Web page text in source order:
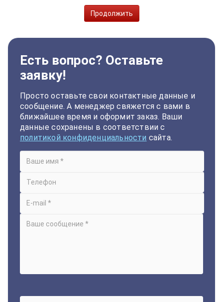
Продолжить
Есть вопрос? Оставьте
заявку!
Просто оставьте свои контактные данные и
сообщение. А менеджер свяжется с вами в
ближайшее время и оформит заказ. Ваши
данные сохранены в соответствии с
политикой конфиденциальности сайта.